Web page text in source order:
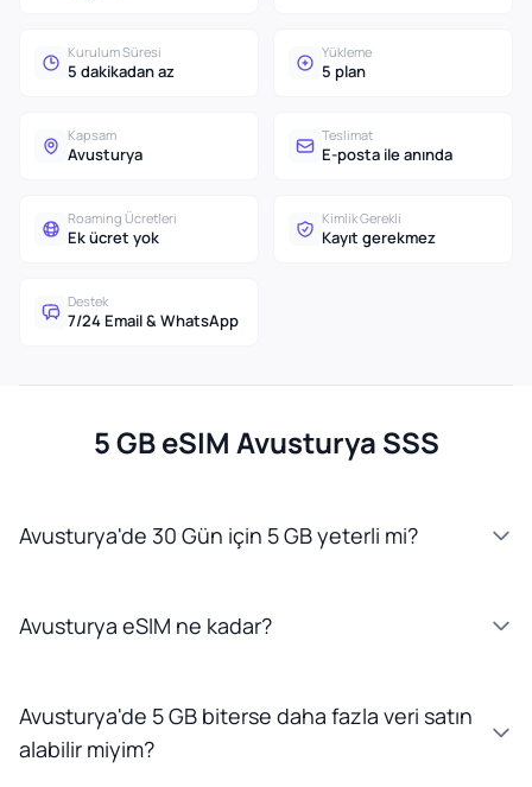
Kurulum Süresi
5 dakikadan az
Yükleme
5 plan
Kapsam
Avusturya
Teslimat
E-posta ile anında
Roaming Ücretleri
Ek ücret yok
Kimlik Gerekli
Kayıt gerekmez
Destek
7/24 Email & WhatsApp
5 GB eSIM Avusturya SSS
Avusturya'de 30 Gün için 5 GB yeterli mi?
Avusturya eSIM ne kadar?
Avusturya'de 5 GB biterse daha fazla veri satın
alabilir miyim?